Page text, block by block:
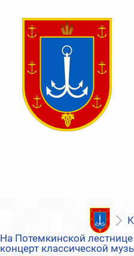
На Потемкинской
концерт классической